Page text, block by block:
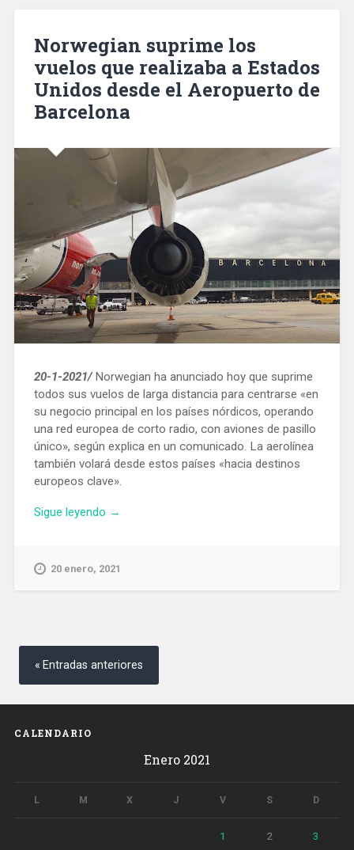
de
Badalona
dedicados
cultivar
Norwegian suprime los
vuelos que realizaba a Estados
Unidos desde el Aeropuerto de
Barcelona
20-1-2021/Norwegian ha anunciado hoy que suprime
todos sus vuelos de larga distancia para centrarse «en
su negocio principal en los países nórdicos, operando
una red europea de corto radio, con aviones de pasillo
único», según explica en un comunicado. La aerolínea
también volará desde estos países «hacia destinos
europeos clave».
Sigue leyendo «Norwegian
vuelos
Unidos
desde
el
Aeropuerto
→
20 enero, 2021
Navegación
Entradas anteriores
CALENDARIO
Enero 2021
L M X J V S D
1 2 3